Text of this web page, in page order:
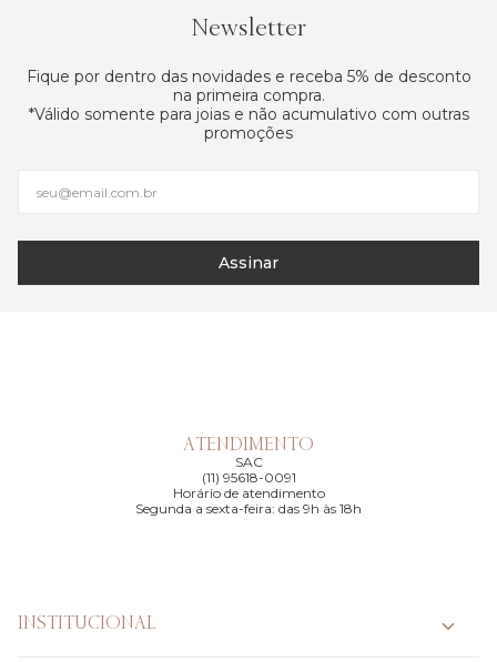
Newsletter
Fique por dentro das novidades e receba 5% de desconto
na primeira compra.
*Válido somente para joias e não acumulativo com outras
promoções
Assinar
ATENDIMENTO
SAC
(11) 95618-0091
Horário de atendimento
Segunda a sexta-feira: das 9h às 18h
INSTITUCIONAL